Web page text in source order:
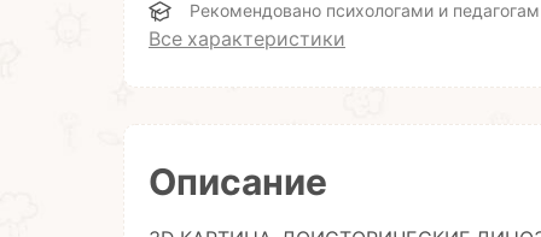
Рекомендовано психологами и
Все характеристики
Описание